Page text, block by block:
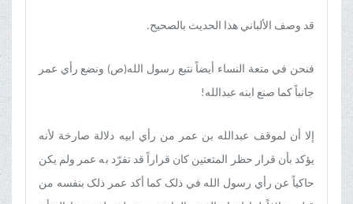
قد وصف الألباني هذا الحدیث بالصحیح.
فنحن في متعة النساء أیضاً نتبع رسول الله(ص) ونضع رأي عمر
جانباً کما صنع ابنه عبدالله!
إلا أن لموقف عبدالله بن عمر من رأي ابیه دلالة صارخة لأنه
یؤکد بأن قرار حظر المتعتین کان قراراً قد تفرّد به عمر ولم یکن
حاکیاً عن رأي رسول الله في ذلک کما أکد عمر ذلک بنفسه من